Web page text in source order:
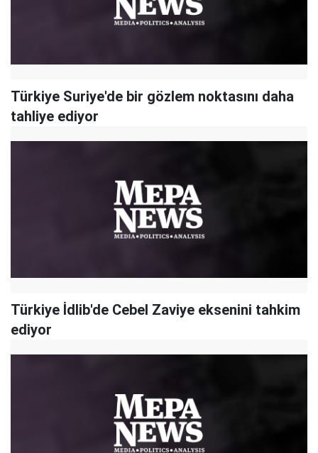
Türkiye Suriye'de bir gözlem noktasını daha
tahliye ediyor
Türkiye İdlib'de Cebel Zaviye eksenini tahkim
ediyor